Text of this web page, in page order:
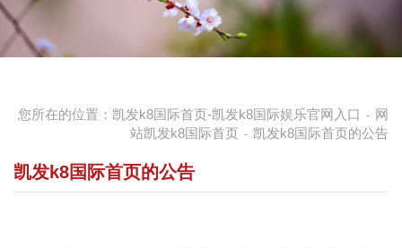
您所在的位置： 凯发k8国际首页-凯发k8国际娱乐官网入口 - 网
站凯发k8国际首页 - 凯发k8国际首页的公告
凯发k8国际首页的公告